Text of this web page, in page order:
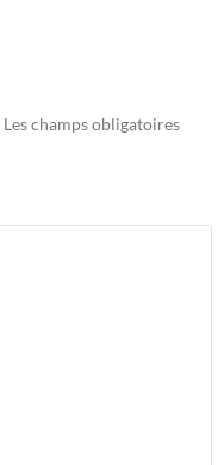
Les champs obligatoires